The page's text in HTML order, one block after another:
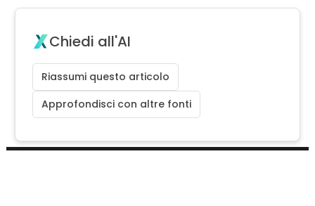
Chiedi all'AI
Riassumi questo articolo
Approfondisci con altre fonti